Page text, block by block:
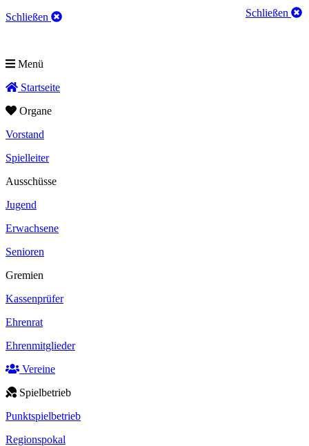
Schließen
Menü
Startseite
Organe
Vorstand
Spielleiter
Ausschüsse
Jugend
Erwachsene
Senioren
Gremien
Kassenprüfer
Ehrenrat
Ehrenmitglieder
Vereine
Spielbetrieb
Punktspielbetrieb
Regionspokal
Schließen